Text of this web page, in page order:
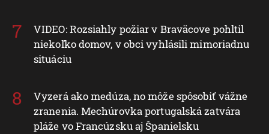
VIDEO: Rozsiahly požiar v Braväcove pohltil
niekoľko domov, v obci vyhlásili mimoriadnu
situáciu
Vyzerá ako medúza, no môže spôsobiť vážne
zranenia. Mechúrovka portugalská zatvára
pláže vo Francúzsku aj Španielsku